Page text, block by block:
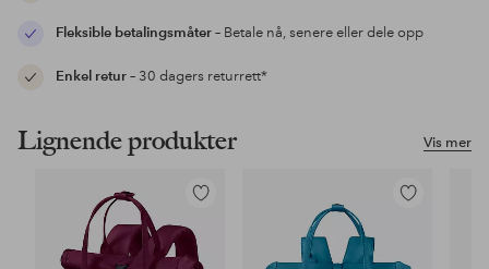
Fleksible betalingsmåter– Betale nå, senere eller dele opp
Enkel retur– 30 dagers returrett*
Vis mer
Lignende produkter
Legg
til
favoritter
Legg